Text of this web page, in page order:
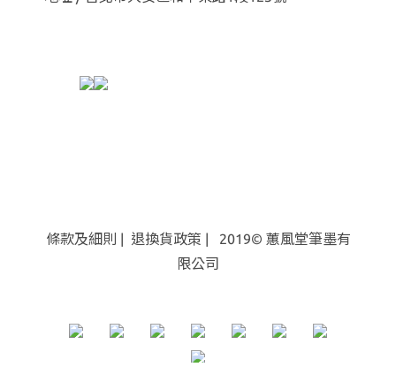
條款及細則 | 退換貨政策 | 2019© 蕙風堂筆墨有
限公司